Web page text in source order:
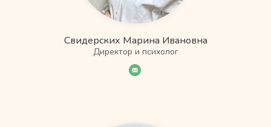
Свидерских Марина Ивановна
Директор и психолог